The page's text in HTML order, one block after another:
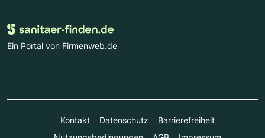
Ein Portal von Firmenweb.de
Kontakt Datenschutz
Barrierefreiheit